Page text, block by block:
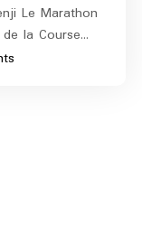
Le Marathon
la Course…